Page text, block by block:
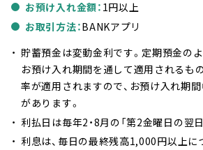
標のタイトル」を設定して、「追加する」
ますので、デビットでお支払いをした
額を自動で貯蓄することができます。
毎月の定額積立は、1,000円～100万円
メ！
目標は、いつでも停止・再開することが
そのままデビットカードでお支払
大1%のキャッシュバック！
お預け入れ金額： 1円以上
お取引方法：BANKアプリ
貯蓄預金は変動金利です。定期預金の
お預け入れ期間を通して適用されるも
率が適用されますので、お預け入れ期
があります。
利払日は毎年2・8月の「第2金曜日の翌日
利息は、毎日の最終残高1,000円以上